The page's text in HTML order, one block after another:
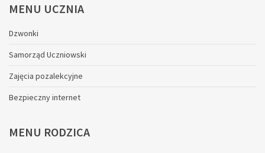
MENU UCZNIA
Dzwonki
Samorząd Uczniowski
Zajęcia pozalekcyjne
Bezpieczny internet
MENU RODZICA